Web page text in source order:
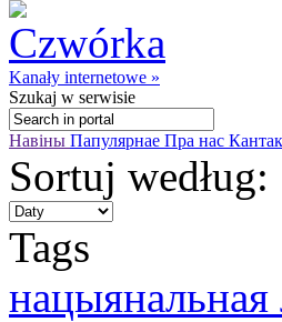
Kanały internetowe »
Szukaj w serwisie
Навіны Папулярнае Пра нас
Sortuj według:
Tags
нацыянальная